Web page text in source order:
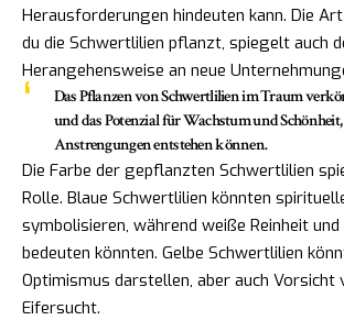
Herausforderungen hindeuten kann. Die
du die Schwertlilien pflanzt, spiegelt auch
Herangehensweise an neue
Das Pflanzen von Schwertlilien im Traum
und das Potenzial für Wachstum und Schönheit
Anstrengungen entstehen können.
Die Farbe der gepflanzten Schwertlilien
Rolle. Blaue Schwertlilien könnten
symbolisieren, während weiße Reinheit
bedeuten könnten. Gelbe Schwertlilien
Optimismus darstellen, aber auch Vorsicht
Eifersucht.